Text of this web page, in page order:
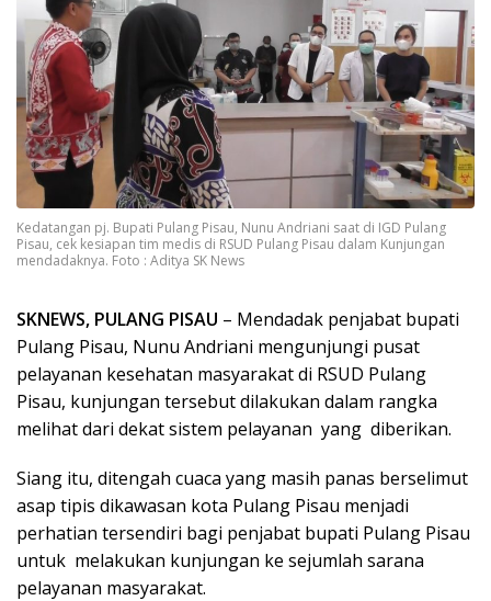
Kedatangan pj. Bupati Pulang Pisau, Nunu Andriani saat di IGD Pulang
Pisau, cek kesiapan tim medis di RSUD Pulang Pisau dalam Kunjungan
mendadaknya. Foto : Aditya SK News
SKNEWS, PULANG PISAU – Mendadak penjabat bupati
Pulang Pisau, Nunu Andriani mengunjungi pusat
pelayanan kesehatan masyarakat di RSUD Pulang
Pisau, kunjungan tersebut dilakukan dalam rangka
melihat dari dekat sistem pelayanan yang diberikan.
Siang itu, ditengah cuaca yang masih panas berselimut
asap tipis dikawasan kota Pulang Pisau menjadi
perhatian tersendiri bagi penjabat bupati Pulang Pisau
untuk melakukan kunjungan ke sejumlah sarana
pelayanan masyarakat.